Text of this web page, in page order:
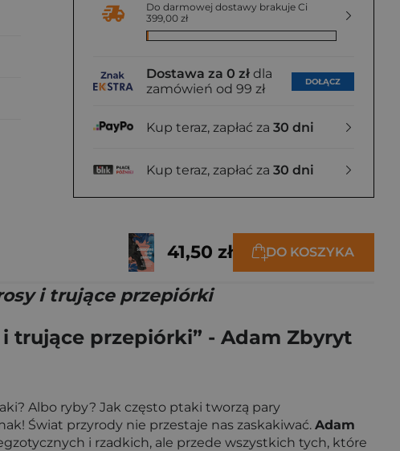
Do darmowej dostawy brakuje Ci
399,00 zł
Dostawa za 0 zł dla
zamówień od 99 zł
DOŁĄCZ
Kup teraz, zapłać za 30 dni
Kup teraz, zapłać za 30 dni
41,50 zł DO KOSZYKA
i trujące przepiórki
trujące przepiórki” - Adam Zbyryt
Albo ryby? Jak często ptaki tworzą pary
Świat przyrody nie przestaje nas zaskakiwać. Adam
i rzadkich, ale przede wszystkich tych, które